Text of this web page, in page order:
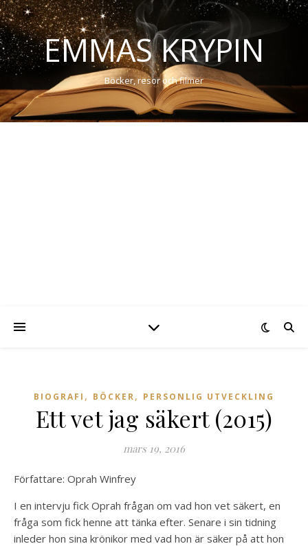
EMMAS KRYPIN
Böcker, resor och filmer
BIOGRAFI , BÖCKER, PERSONLIG UTVECKLING
Ett vet jag säkert (2015)
mars 19, 2016
Författare: Oprah Winfrey
I en intervju fick Oprah frågan om vad hon vet säkert, en
fråga som fick henne att tänka efter. Senare i sin tidning
inleder hon sina krönikor med vad hon är säker på att hon